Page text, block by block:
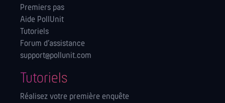
Premiers pas
Aide PollUnit
Tutoriels
Forum d’assistance
support@pollunit.com
Tutoriels
Réalisez votre première enquête